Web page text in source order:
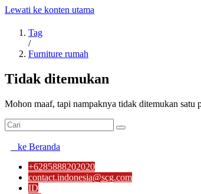
Lewati ke konten utama
Tag
/
Furniture rumah
Tidak ditemukan
Mohon maaf, tapi nampaknya tidak ditemukan satu
ke Beranda
+6285888202020
contact.indonesia@scg.com
ID